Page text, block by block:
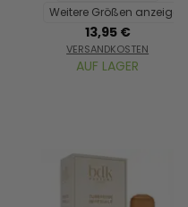
Weitere Größen anzeigen...
13,95 €
VERSANDKOSTEN
AUF LAGER